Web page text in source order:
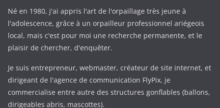
Né en 1980, j'ai appris l'art de l'orpaillage très jeune à
l'adolescence, grâce à un orpailleur professionnel ariégeois
local, mais c'est pour moi une recherche permanente, et le
plaisir de chercher, d'enquêter.
Je suis entrepreneur, webmaster, créateur de site internet, et
dirigeant de l'agence de communication FlyPix, je
commercialise entre autre des structures gonflables (ballons,
dirigeables abris, mascottes).